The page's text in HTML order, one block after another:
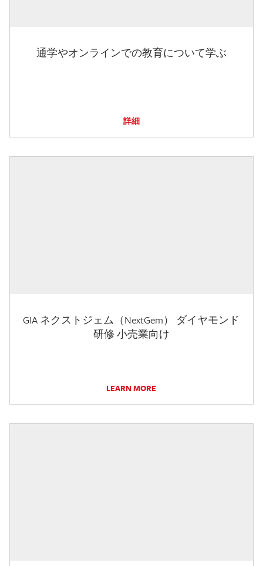
通学やオンラインでの教育について学ぶ
詳細
GIA ネクストジェム（NextGem） ダイヤモンド
研修 小売業向け
LEARN MORE